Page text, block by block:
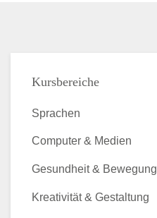
Kursbereiche
Sprachen
Computer & Medien
Gesundheit & Bewegung
Kreativität & Gestaltung